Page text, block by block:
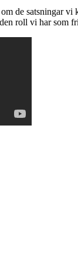
de satsningar
roll vi har som